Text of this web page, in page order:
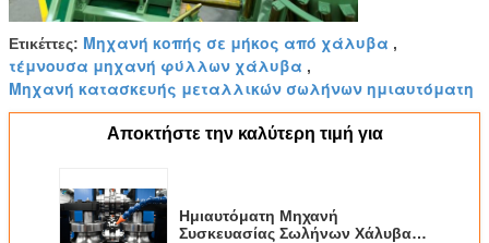
Ετικέττες: Μηχανή κοπής σε μήκος από χάλυβα ,
τέμνουσα μηχανή φύλλων χάλυβα ,
Μηχανή κατασκευής μεταλλικών σωλήνων ημιαυτόματη
Αποκτήστε την καλύτερη τιμή για
Ημιαυτόματη Μηχανή
Συσκευασίας Σωλήνων Χάλυβα